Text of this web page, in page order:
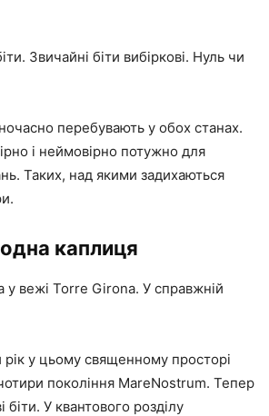
Звичайні біти вибіркові. Нуль чи
перебувають у обох станах.
і неймовірно потужно для
Таких, над якими задихаються
каплиця
вежі Torre Girona. У справжній
у цьому священному просторі
покоління MareNostrum. Тепер
біти. У квантового розділу